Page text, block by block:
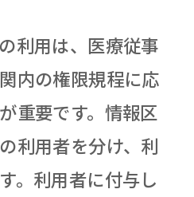
利用は、医療従事
内の権限規程に応
重要です。情報区
利用者を分け、利
。利用者に付与し